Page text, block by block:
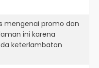
mengenai promo dan
ini karena
keterlambatan